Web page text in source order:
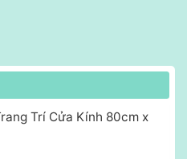
Trí Cửa Kính 80cm x